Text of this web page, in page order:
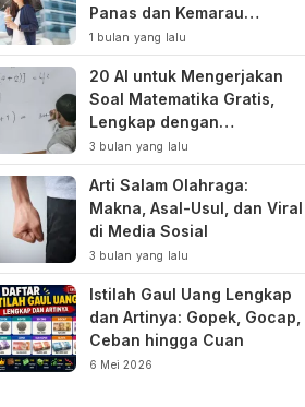
Panas dan Kemarau
Panjang
1 bulan yang lalu
20 AI untuk Mengerjakan
Soal Matematika Gratis,
Lengkap dengan
Pembahasan
3 bulan yang lalu
Arti Salam Olahraga:
Makna, Asal-Usul, dan Viral
di Media Sosial
3 bulan yang lalu
Istilah Gaul Uang Lengkap
dan Artinya: Gopek, Gocap,
Ceban hingga Cuan
6 Mei 2026